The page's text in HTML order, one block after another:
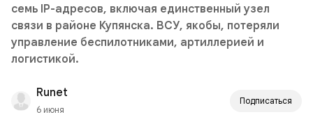
семь IP-адресов, включая единственный узел
связи в районе Купянска. ВСУ, якобы, потеряли
управление беспилотниками, артиллерией и
логистикой.
Runet
6 июня
Подписаться